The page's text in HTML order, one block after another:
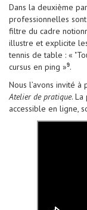
Dans la deuxième
professionnelles
filtre du cadre
illustre et explicite
tennis de table : «
cursus en ping »9.
Nous l’avons invité à
Atelier de pratique. La
accessible en ligne,